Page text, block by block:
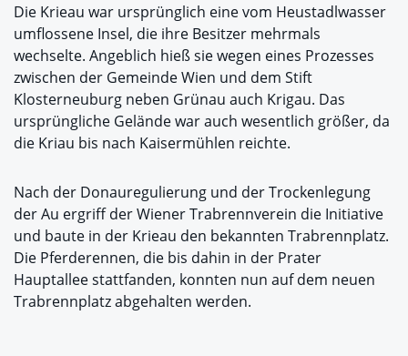
Die Krieau war ursprünglich eine vom Heustadlwasser
umflossene Insel, die ihre Besitzer mehrmals
wechselte. Angeblich hieß sie wegen eines Prozesses
zwischen der Gemeinde Wien und dem Stift
Klosterneuburg neben Grünau auch Krigau. Das
ursprüngliche Gelände war auch wesentlich größer, da
die Kriau bis nach Kaisermühlen reichte.
Nach der Donauregulierung und der Trockenlegung
der Au ergriff der Wiener Trabrennverein die Initiative
und baute in der Krieau den bekannten Trabrennplatz.
Die Pferderennen, die bis dahin in der Prater
Hauptallee stattfanden, konnten nun auf dem neuen
Trabrennplatz abgehalten werden.